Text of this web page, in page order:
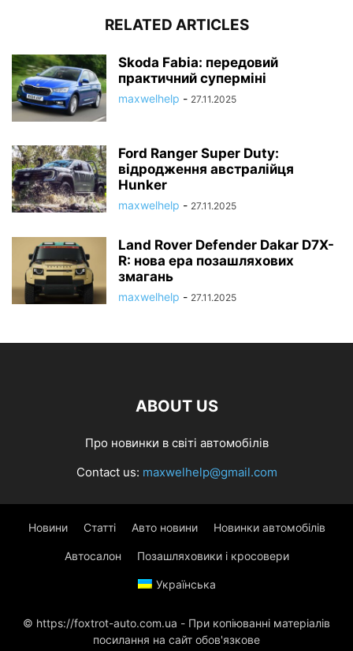
RELATED ARTICLES
Skoda Fabia: передовий
практичний суперміні
maxwelhelp - 27.11.2025
Ford Ranger Super Duty:
відродження австралійця
Hunker
maxwelhelp - 27.11.2025
Land Rover Defender Dakar D7X-
R: нова ера позашляхових
змагань
maxwelhelp - 27.11.2025
ABOUT US
Про новинки в світі автомобілів
Contact us: maxwelhelp@gmail.com
Новини Статті Авто новини Новинки автомобілів
Автосалон Позашляховики і кросовери
Українська
© https://foxtrot-auto.com.ua - При копіюванні матеріалів
посилання на сайт обов'язкове